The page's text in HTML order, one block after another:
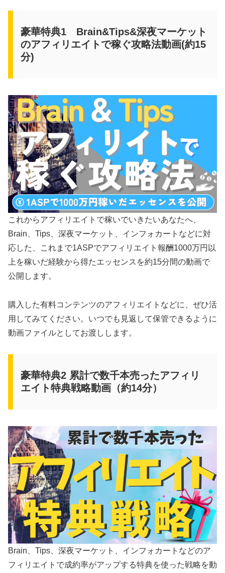
豪華特典1 Brain&Tips&深夜マーケット
のアフィリエイトで稼ぐ攻略法動画(約15
分)
これからアフィリエイトで稼いでいきたいあなたへ、
Brain、Tips、深夜マーケット、インフォカートなどに対
応した、これまで1ASPでアフィリエイト報酬1000万円以
上を稼いだ経験から得たエッセンスを約15分間の動画で
公開します。
購入した有料コンテンツのアフィリエイトなどに、ぜひ活
用してみてください。いつでも見返して保管できるように
動画ファイルとしてお渡しします。
豪華特典2 累計で数千本売ったアフィリ
エイト特典戦略動画（約14分）
Brain、Tips、深夜マーケット、インフォカートなどのア
フィリエイトで成約率がアップする特典を使った戦略を動